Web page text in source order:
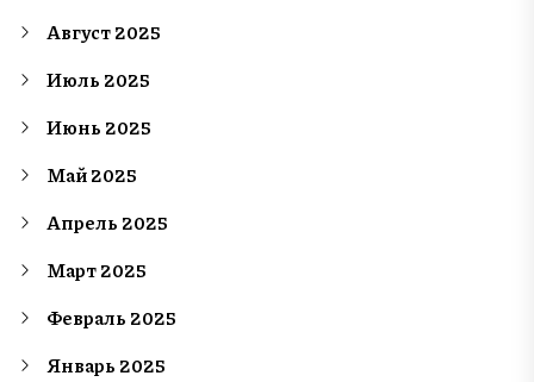
Август 2025
Июль 2025
Июнь 2025
Май 2025
Апрель 2025
Март 2025
Февраль 2025
Январь 2025